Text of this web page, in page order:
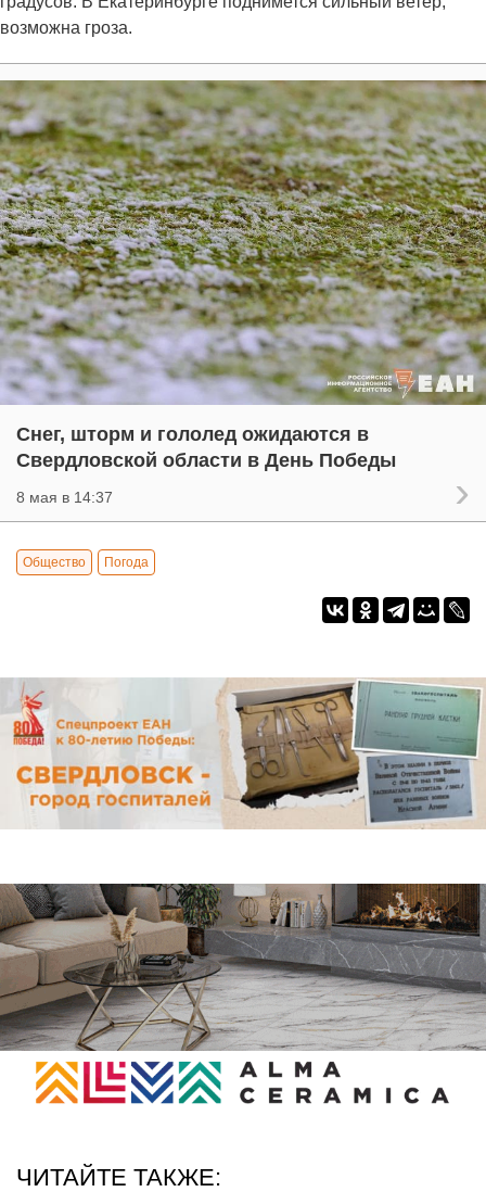
возможна гроза.
Снег, шторм и гололед ожидаются в
Свердловской области в День Победы
8 мая в 14:37
Общество Погода
ЧИТАЙТЕ ТАКЖЕ: